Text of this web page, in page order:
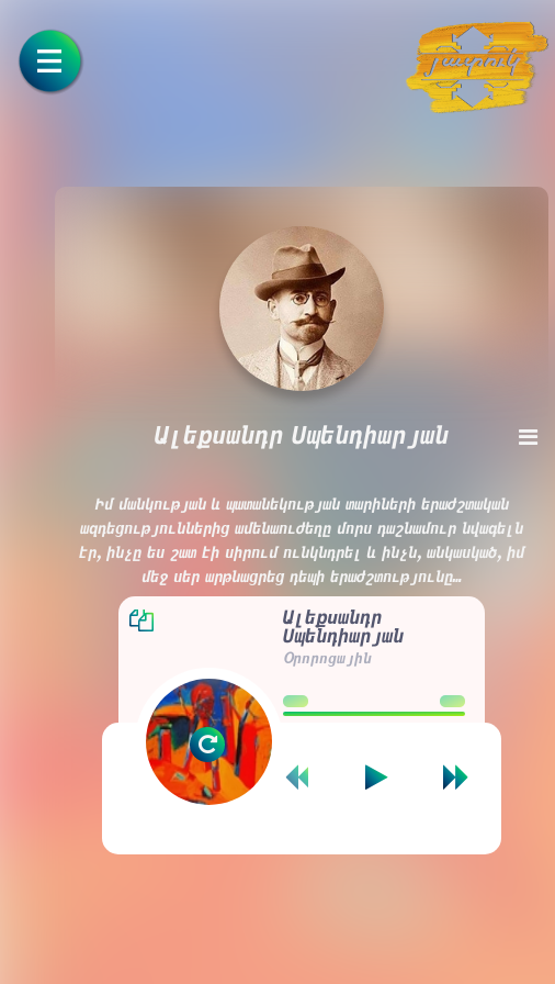
Ալեքսանդր Սպենդիարյան
Իմ մանկության և պատանեկության տարիների երաժշտական
ազդեցություններից ամենաուժեղը մորս դաշնամուր նվագելն
էր, ինչը ես շատ էի սիրում ունկնդրել և ինչն, անկասկած, իմ
մեջ սեր արթնացրեց դեպի երաժշտությունը…
Ալեքսանդր
Սպենդիարյան
Oրորոցային
00:00 00:00